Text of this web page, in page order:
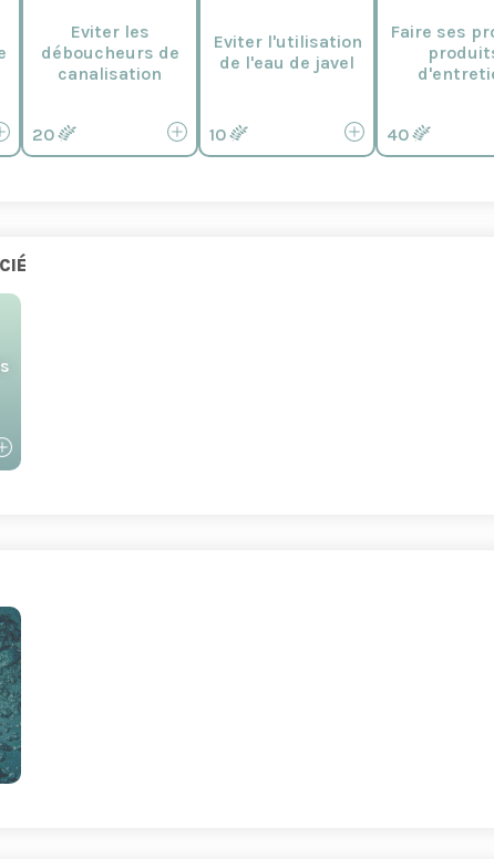
Eviter les
déboucheurs de
canalisation
20
Eviter l'utilisation
de l'eau de javel
10
Faire ses
40